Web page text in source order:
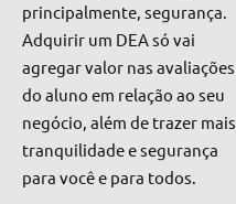
principalmente, segurança.
Adquirir um DEA só vai
agregar valor nas avaliações
do aluno em relação ao seu
negócio, além de trazer mais
tranquilidade e segurança
para você e para todos.